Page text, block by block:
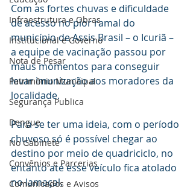
Infraestrutura e Obras
Institucional e Governo
Nota de Pesar
Patrimônio Municipal
Segurança Publica
Dengue
No Gabinete
Convênios e Parcerias
Comunicados e Avisos
Com as fortes chuvas e dificuldade
de acesso no pior ramal do
município de Assis Brasil – o Icuriã –
a equipe de vacinação passou por
maus momentos para conseguir
levar imunização aos moradores da
localidade.
Para se ter uma ideia, com o período
chuvoso só é possível chegar ao
destino por meio de quadriciclo, no
entanto até esse veículo fica atolado
no lamaçal.